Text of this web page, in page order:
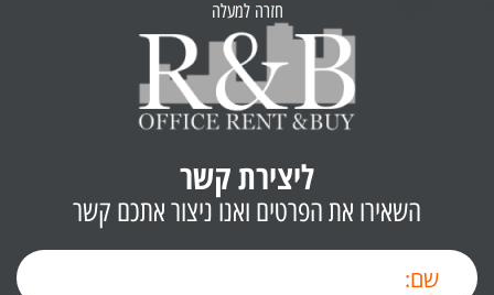
ליצירת קשר
השאירו את הפרטים ואנו ניצור אתכם קשר